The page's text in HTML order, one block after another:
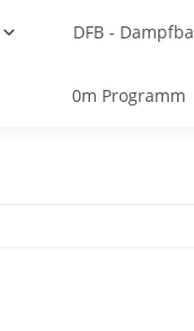
DFB -
0m Programm